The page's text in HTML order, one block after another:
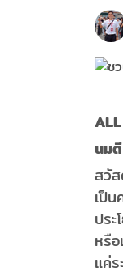
นม
สวั
เป็
ปร
หรื
แค่